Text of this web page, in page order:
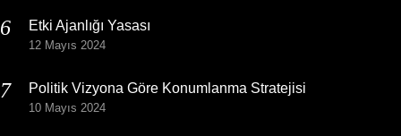
Etki Ajanlığı Yasası
12 Mayıs 2024
Politik Vizyona Göre Konumlanma Stratejisi
10 Mayıs 2024